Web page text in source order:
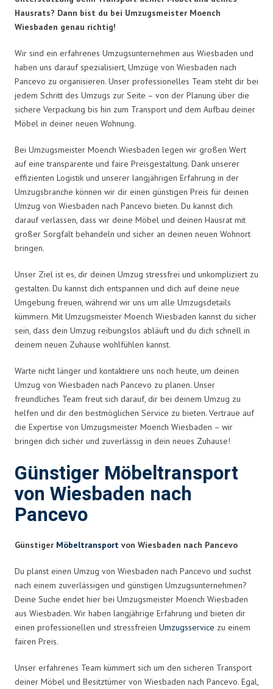
Hausrats? Dann bist du bei Umzugsmeister Moench
Wiesbaden genau richtig!
Wir sind ein erfahrenes Umzugsunternehmen aus Wiesbaden und
haben uns darauf spezialisiert, Umzüge von Wiesbaden nach
Pancevo zu organisieren. Unser professionelles Team steht dir bei
jedem Schritt des Umzugs zur Seite – von der Planung über die
sichere Verpackung bis hin zum Transport und dem Aufbau deiner
Möbel in deiner neuen Wohnung.
Bei Umzugsmeister Moench Wiesbaden legen wir großen Wert
auf eine transparente und faire Preisgestaltung. Dank unserer
effizienten Logistik und unserer langjährigen Erfahrung in der
Umzugsbranche können wir dir einen günstigen Preis für deinen
Umzug von Wiesbaden nach Pancevo bieten. Du kannst dich
darauf verlassen, dass wir deine Möbel und deinen Hausrat mit
großer Sorgfalt behandeln und sicher an deinen neuen Wohnort
bringen.
Unser Ziel ist es, dir deinen Umzug stressfrei und unkompliziert zu
gestalten. Du kannst dich entspannen und dich auf deine neue
Umgebung freuen, während wir uns um alle Umzugsdetails
kümmern. Mit Umzugsmeister Moench Wiesbaden kannst du sicher
sein, dass dein Umzug reibungslos abläuft und du dich schnell in
deinem neuen Zuhause wohlfühlen kannst.
Warte nicht länger und kontaktiere uns noch heute, um deinen
Umzug von Wiesbaden nach Pancevo zu planen. Unser
freundliches Team freut sich darauf, dir bei deinem Umzug zu
helfen und dir den bestmöglichen Service zu bieten. Vertraue auf
die Expertise von Umzugsmeister Moench Wiesbaden – wir
bringen dich sicher und zuverlässig in dein neues Zuhause!
Günstiger Möbeltransport
von Wiesbaden nach
Pancevo
Günstiger Möbeltransport von Wiesbaden nach Pancevo
Du planst einen Umzug von Wiesbaden nach Pancevo und suchst
nach einem zuverlässigen und günstigen Umzugsunternehmen?
Deine Suche endet hier bei Umzugsmeister Moench Wiesbaden
aus Wiesbaden. Wir haben langjährige Erfahrung und bieten dir
einen professionellen und stressfreien Umzugsservice zu einem
fairen Preis.
Unser erfahrenes Team kümmert sich um den sicheren Transport
deiner Möbel und Besitztümer von Wiesbaden nach Pancevo. Egal,